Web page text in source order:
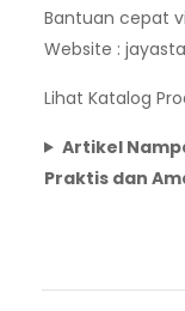
Bantuan cepat
Website :
Lihat Katalog
Artikel
Praktis dan